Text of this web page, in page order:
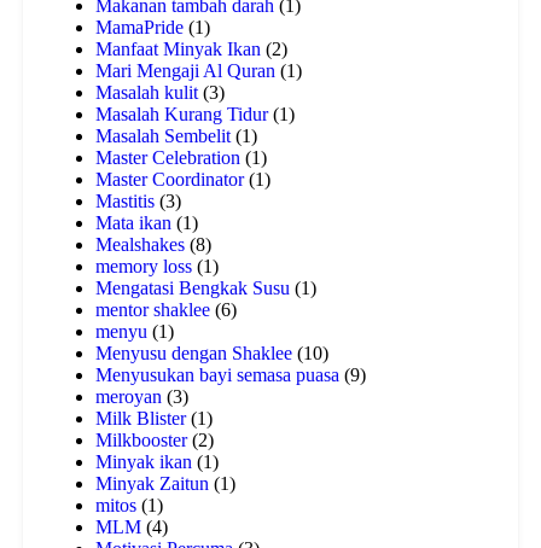
Makanan tambah darah (1)
MamaPride (1)
Manfaat Minyak Ikan (2)
Mari Mengaji Al Quran (1)
Masalah kulit (3)
Masalah Kurang Tidur(1)
Masalah Sembelit (1)
Master Celebration (1)
Master Coordinator(1)
Mastitis (3)
Mata ikan (1)
Mealshakes (8)
memory loss (1)
Mengatasi Bengkak Susu (1)
mentor shaklee (6)
menyu (1)
Menyusu dengan Shaklee (10)
Menyusukan bayi semasa puasa (9)
meroyan (3)
Milk Blister(1)
Milkbooster(2)
Minyak ikan (1)
Minyak Zaitun (1)
mitos (1)
MLM (4)